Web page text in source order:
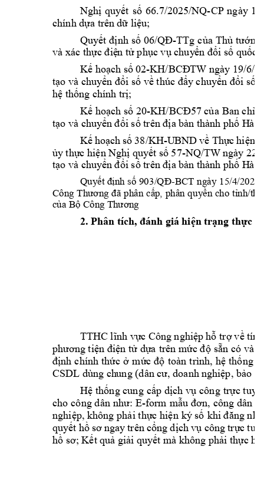
Nghị quyết số 66.7/2025/NQ-CP ngày 1
chính dựa trên dữ liệu;
Quyết định số 06/QĐ-TTg của Thủ tướng
và xác thực điện tử phục vụ chuyển đổi số quốc
Kế hoạch số 02-KH/BCĐTW ngày 19/6/2
tạo và chuyển đổi số về thúc đẩy chuyển đổi số
hệ thống chính trị;
Kế hoạch số 20-KH/BCĐ57 của Ban chỉ
tạo và chuyển đổi số trên địa bàn thành phố Hà
Kế hoạch số 38/KH-UBND về Thực hiện
ủy thực hiện Nghị quyết số 57-NQ/TWngày
tạo và chuyển đổi số trên địa bàn thành phố Hà
Quyết định số 903/QĐ-BCT ngày 15/4/2026
Công Thương đã phân cấp, phân quyền cho tỉnh/
của Bộ Công Thương
2. Phân tích, đánh giá hiện trạng thực
TTHC lĩnh vực Công nghiệp hỗ trợ về t
phương tiện điện tử dựa trên mức độ sẵn có và
định chính thức ở mức độ toàn trình, hệ thống
CSDL dùng chung (dân cư, doanh nghiệp, bảo
Hệ thống cung cấp dịch vụ công trực
cho công dân như: E-form mẫu đơn, công dân
nghiệp, không phải thực hiện ký số khi đăng
quyết hồ sơ ngay trên cổng dịch vụ công trực tuy
hồ sơ; Kết quả giải quyết mà không phải thực h